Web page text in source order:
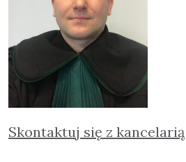
Skontaktuj się z kancelarią